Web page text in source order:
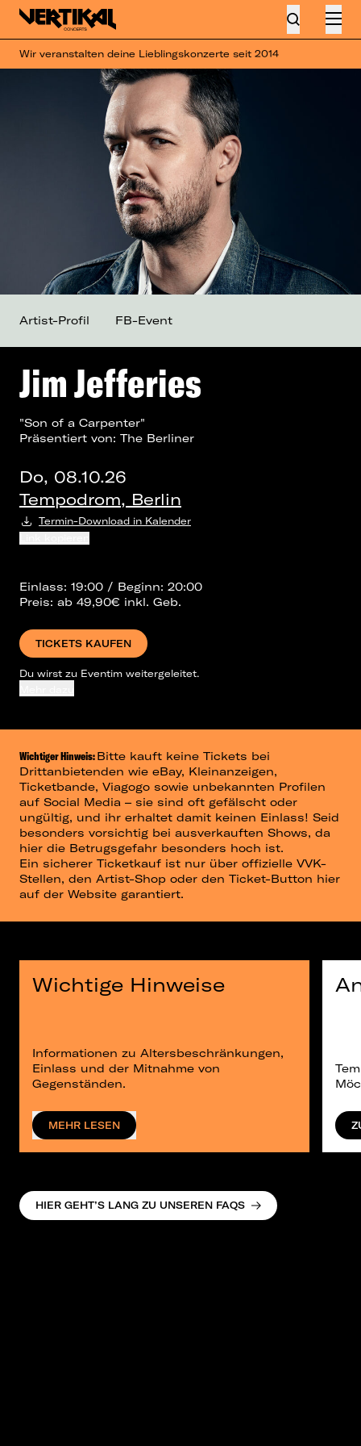
Wir veranstalten deine Lieblingskonzerte seit 2014
Jim Jefferies
"Son of a Carpenter"
Präsentiert von: The Berliner
Do, 08.10.26
Tempodrom, Berlin
Termin-Download in Kalender
Einlass: 19:00 / Beginn: 20:00
Preis: ab 49,90€ inkl. Geb.
TICKETS KAUFEN
Du wirst zu Eventim weitergeleitet.
Artist-Profil FB-Event
Wichtiger Hinweis:Bitte kauft keine Tickets bei
Drittanbietenden wie eBay, Kleinanzeigen,
Ticketbande, Viagogo sowie unbekannten Profilen
auf Social Media – sie sind oft gefälscht oder
ungültig, und ihr erhaltet damit keinen Einlass! Seid
besonders vorsichtig bei ausverkauften Shows, da
hier die Betrugsgefahr besonders hoch ist.
Ein sicherer Ticketkauf ist nur über offizielle VVK-
Stellen, den Artist-Shop oder den Ticket-Button hier
auf der Website garantiert.
Wichtige Hinweise
Informationen zu Altersbeschränkungen,
Einlass und der Mitnahme von
Gegenständen.
MEHR LESEN
HIER GEHT’S LANG ZU UNSEREN FAQS